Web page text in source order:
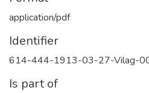
application/pdf
Identifier
614-444-1913-03-27-Vilag-
Is part of